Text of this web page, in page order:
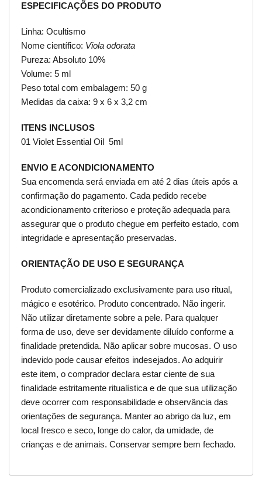
ESPECIFICAÇÕES DO PRODUTO
Linha: Ocultismo
Nome científico: Viola odorata
Pureza: Absoluto 10%
Volume: 5 ml
Peso total com embalagem: 50 g
Medidas da caixa: 9 x 6 x 3,2 cm
ITENS INCLUSOS
01 Violet Essential Oil 5ml
ENVIO E ACONDICIONAMENTO
Sua encomenda será enviada em até 2 dias úteis após a
confirmação do pagamento. Cada pedido recebe
acondicionamento criterioso e proteção adequada para
assegurar que o produto chegue em perfeito estado, com
integridade e apresentação preservadas.
ORIENTAÇÃO DE USO E SEGURANÇA
Produto comercializado exclusivamente para uso ritual,
mágico e esotérico. Produto concentrado. Não ingerir.
Não utilizar diretamente sobre a pele. Para qualquer
forma de uso, deve ser devidamente diluído conforme a
finalidade pretendida. Não aplicar sobre mucosas. O uso
indevido pode causar efeitos indesejados. Ao adquirir
este item, o comprador declara estar ciente de sua
finalidade estritamente ritualística e de que sua utilização
deve ocorrer com responsabilidade e observância das
orientações de segurança. Manter ao abrigo da luz, em
local fresco e seco, longe do calor, da umidade, de
crianças e de animais. Conservar sempre bem fechado.